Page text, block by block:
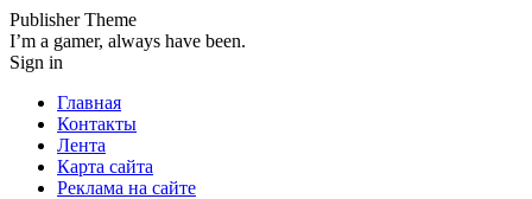
Publisher Theme
I’m a gamer, always have been.
Sign in
Главная
Контакты
Лента
Карта сайта
Реклама на сайте